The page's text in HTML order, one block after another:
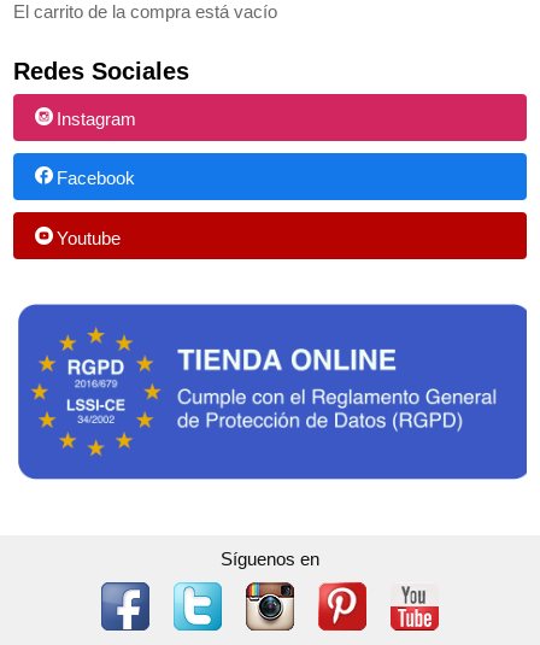
El carrito de la compra está vacío
Redes Sociales
Instagram
Facebook
Youtube
Síguenos en